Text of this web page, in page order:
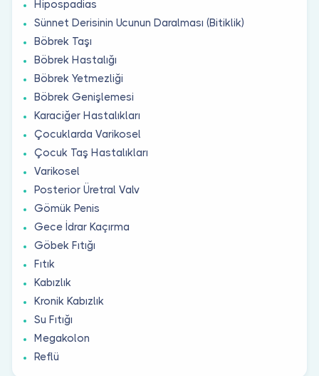
Hipospadias
Sünnet Derisinin Ucunun Daralması (Bitiklik)
Böbrek Taşı
Böbrek Hastalığı
Böbrek Yetmezliği
Böbrek Genişlemesi
Karaciğer Hastalıkları
Çocuklarda Varikosel
Çocuk Taş Hastalıkları
Varikosel
Posterior Üretral Valv
Gömük Penis
Gece İdrar Kaçırma
Göbek Fıtığı
Fıtık
Kabızlık
Kronik Kabızlık
Su Fıtığı
Megakolon
Reflü